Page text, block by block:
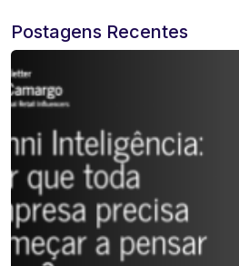
Postagens Recentes